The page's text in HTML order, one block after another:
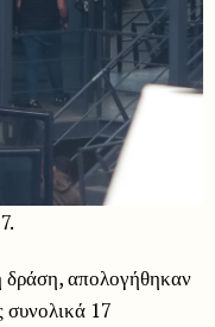
δράση, απολογήθηκαν
συνολικά 17